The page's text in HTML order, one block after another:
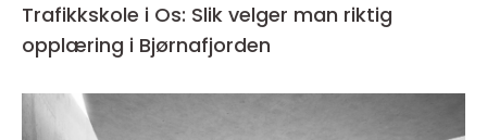
Trafikkskole i Os: Slik velger man riktig
opplæring i Bjørnafjorden